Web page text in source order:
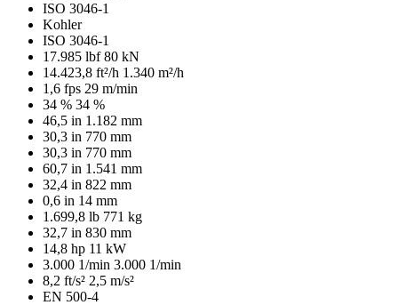
ISO 3046-1
Kohler
ISO 3046-1
17.985 lbf80 kN
14.423,8 ft²/h 1.340 m²/h
1,6 fps 29 m/min
34 % 34 %
46,5 in 1.182 mm
30,3 in 770 mm
30,3 in 770 mm
60,7 in 1.541 mm
32,4 in 822 mm
0,6 in 14 mm
1.699,8 lb 771 kg
32,7 in 830 mm
14,8 hp 11 kW
3.000 1/min 3.000 1/min
8,2 ft/s² 2,5 m/s²
EN 500-4